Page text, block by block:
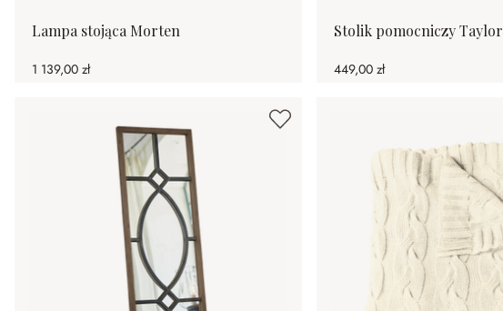
Lampa stojąca Morten
1 139,00 zł
Stolik pomocniczy Taylor
449,00 zł